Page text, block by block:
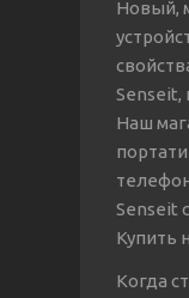
Новый,
Senseit,
Наш
Senseit
Купить
Когда